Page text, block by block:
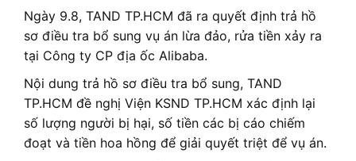
Ngày 9.8, TAND TP.HCM đã ra quyết định trả hồ
sơ điều tra bổ sung vụ án lừa đảo, rửa tiền xảy ra
tại Công ty CP địa ốc Alibaba.
Nội dung trả hồ sơ điều tra bổ sung, TAND
TP.HCM đề nghị Viện KSND TP.HCM xác định lại
số lượng người bị hại, số tiền các bị cáo chiếm
đoạt và tiền hoa hồng để giải quyết triệt để vụ án.